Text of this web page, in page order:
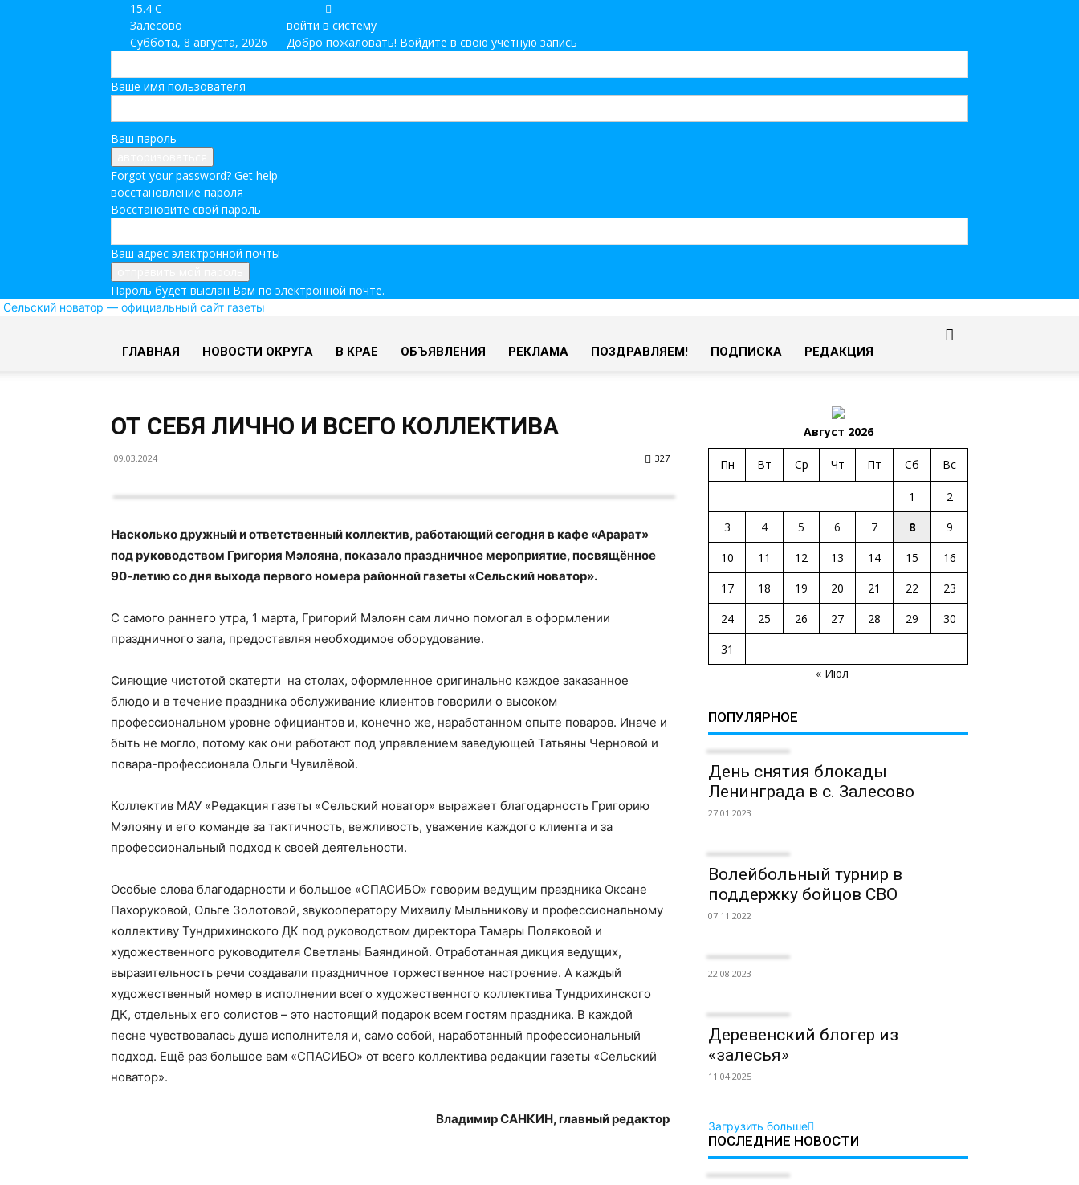
15.4 C
Залесово
Суббота, 8 августа, 2026
войти в систему
Добро пожаловать! Войдите в свою учётную запись
Ваше имя пользователя
Ваш пароль
Forgot your password? Get help
восстановление пароля
Восстановите свой пароль
Ваш адрес электронной почты
Пароль будет выслан Вам по электронной почте.
Сельский новатор — официальный сайт газеты
ГЛАВНАЯ НОВОСТИ ОКРУГА В КРАЕ ОБЪЯВЛЕНИЯ РЕКЛАМА ПОЗДРАВЛЯЕМ! ПОДПИСКА РЕДАКЦИЯ
ОТ СЕБЯ ЛИЧНО И ВСЕГО КОЛЛЕКТИВА
09.03.2024 327
Насколько дружный и ответственный коллектив, работающий сегодня в кафе «Арарат»
под руководством Григория Мэлояна, показало праздничное мероприятие, посвящённое
90-летию со дня выхода первого номера районной газеты «Сельский новатор».
С самого раннего утра, 1 марта, Григорий Мэлоян сам лично помогал в оформлении
праздничного зала, предоставляя необходимое оборудование.
Сияющие чистотой скатерти на столах, оформленное оригинально каждое заказанное
блюдо и в течение праздника обслуживание клиентов говорили о высоком
профессиональном уровне официантов и, конечно же, наработанном опыте поваров. Иначе и
быть не могло, потому как они работают под управлением заведующей Татьяны Черновой и
повара-профессионала Ольги Чувилёвой.
Коллектив МАУ «Редакция газеты «Сельский новатор» выражает благодарность Григорию
Мэлояну и его команде за тактичность, вежливость, уважение каждого клиента и за
профессиональный подход к своей деятельности.
Особые слова благодарности и большое «СПАСИБО» говорим ведущим праздника Оксане
Пахоруковой, Ольге Золотовой, звукооператору Михаилу Мыльникову и профессиональному
коллективу Тундрихинского ДК под руководством директора Тамары Поляковой и
художественного руководителя Светланы Баяндиной. Отработанная дикция ведущих,
выразительность речи создавали праздничное торжественное настроение. А каждый
художественный номер в исполнении всего художественного коллектива Тундрихинского
ДК, отдельных его солистов – это настоящий подарок всем гостям праздника. В каждой
песне чувствовалась душа исполнителя и, само собой, наработанный профессиональный
подход. Ещё раз большое вам «СПАСИБО» от всего коллектива редакции газеты «Сельский
новатор».
Владимир САНКИН, главный редактор
Август 2026
Пн Вт Ср Чт Пт Сб Вс
1
2
3
4 5 6 7 8
9
10
11 12 13 14 15
16
17
18 19 20 21 22
23
24
25 26 27 28 29
30
31
« Июл
ПОПУЛЯРНОЕ
День снятия блокады
Ленинграда в с. Залесово
27.01.2023
Волейбольный турнир в
поддержку бойцов СВО
07.11.2022
22.08.2023
Деревенский блогер из
«залесья»
11.04.2025
Загрузить больше
ПОСЛЕДНИЕ НОВОСТИ